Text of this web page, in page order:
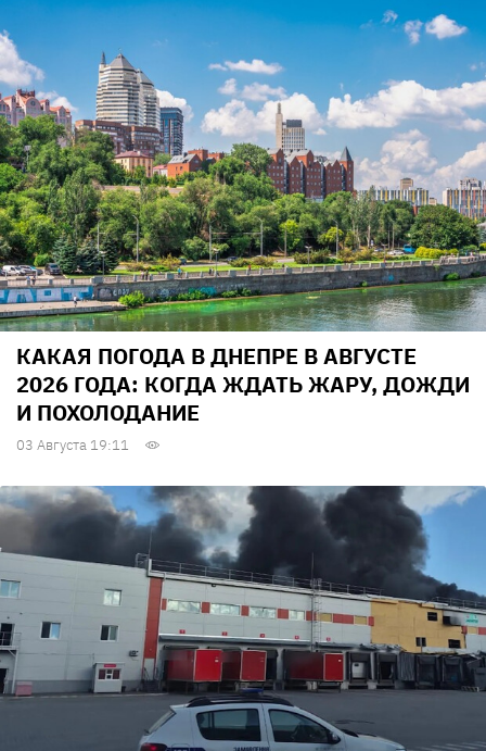
КАКАЯ ПОГОДА В ДНЕПРЕ В АВГУСТЕ
2026 ГОДА: КОГДА ЖДАТЬ ЖАРУ, ДОЖДИ
И ПОХОЛОДАНИЕ
03 Августа 19:11